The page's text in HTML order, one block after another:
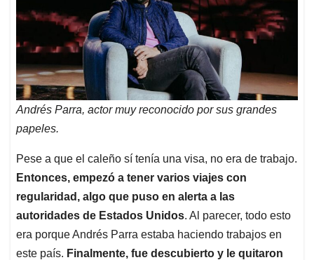
Andrés Parra, actor muy reconocido por sus grandes
papeles.
Pese a que el caleño sí tenía una visa, no era de trabajo.
Entonces, empezó a tener varios viajes con
regularidad, algo que puso en alerta a las
autoridades de Estados Unidos. Al parecer, todo esto
era porque Andrés Parra estaba haciendo trabajos en
este país. Finalmente, fue descubierto y le quitaron